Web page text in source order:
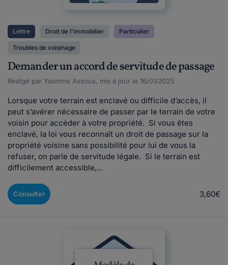
Lettre Droit de l'immobilier Particulier
Troubles de voisinage
Demander un accord de servitude de passage
Rédigé par Yasmine Assous, mis à jour le 16/01/2025
Lorsque votre terrain est enclavé ou difficile d’accès, il
peut s’avérer nécessaire de passer par le terrain de votre
voisin pour accéder à votre propriété. Si vous êtes
enclavé, la loi vous reconnaît un droit de passage sur la
propriété voisine sans possibilité pour lui de vous la
refuser, on parle de servitude légale. Si le terrain est
difficilement accessible,...
Consulter 3,60€